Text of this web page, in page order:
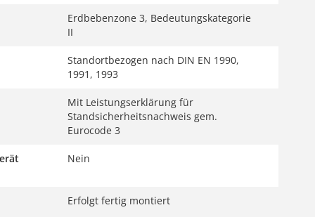
Erdbebenzone 3, Bedeutungskategorie
II
Standortbezogen nach DIN EN 1990,
1991, 1993
Mit Leistungserklärung für
Standsicherheitsnachweis gem.
Eurocode 3
Nein
Erfolgt fertig montiert